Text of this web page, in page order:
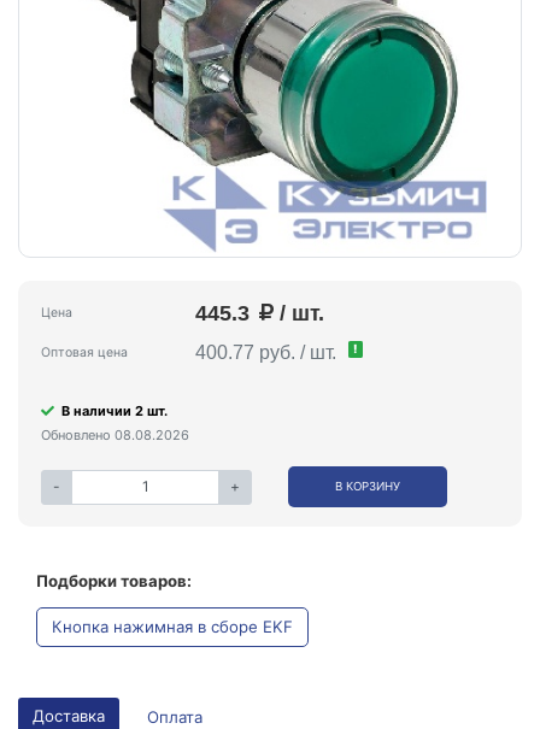
Цена 445.3 / шт.
Оптовая цена 400.77 руб. / шт. !
В наличии 2 шт.
Обновлено 08.08.2026
- + В КОРЗИНУ
Подборки товаров:
Кнопка нажимная в сборе EKF
Доставка Оплата